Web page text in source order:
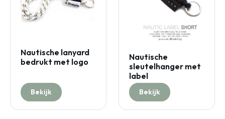
Nautische lanyard
bedrukt met logo
Bekijk
Nautische
sleutelhanger met
label
Bekijk